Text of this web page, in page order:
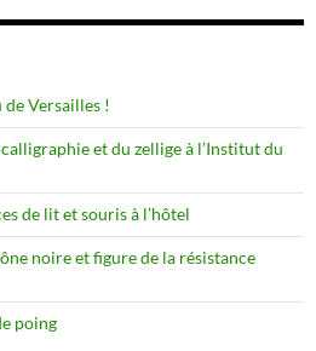
Versailles !
et du zellige à l’Institut du
de lit et souris à l’hôtel
noire et figure de la résistance
poing